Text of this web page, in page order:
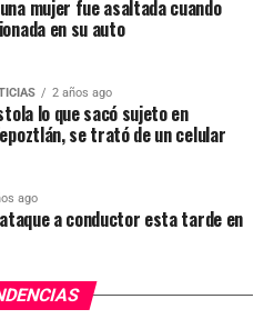
mujer fue asaltada cuando
en su auto
2 años ago
lo que sacó sujeto en
se trató de un celular
ago
a conductor esta tarde en